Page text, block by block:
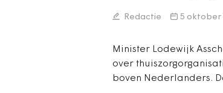
Redactie 5 oktober
Minister Lodewijk
over
boven Nederlanders.